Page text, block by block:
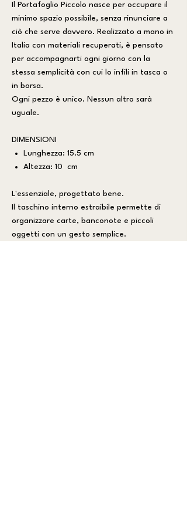
Il Portafoglio Piccolo nasce per occupare il
minimo spazio possibile, senza rinunciare a
ciò che serve davvero. Realizzato a mano in
Italia con materiali recuperati, è pensato
per accompagnarti ogni giorno con la
stessa semplicità con cui lo infili in tasca o
in borsa.
Ogni pezzo è unico. Nessun altro sarà
uguale.
DIMENSIONI
Lunghezza: 15.5 cm
Altezza: 10 cm
L'essenziale, progettato bene.
Il taschino interno estraibile permette di
organizzare carte, banconote e piccoli
oggetti con un gesto semplice.